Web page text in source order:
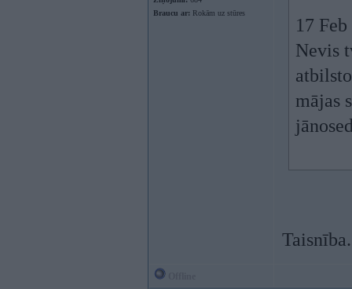
Braucu ar: Rokām uz stūres
17
Nevis
mājas